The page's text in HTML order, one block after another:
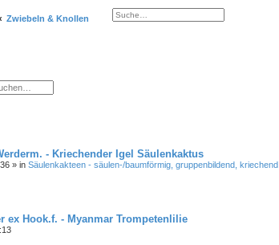
Zwiebeln & Knollen Suche
Erweiterte Suche
- Kriechender Igel Säulenkaktus
» in Säulenkakteen - säulen-/baumförmig, gruppenbildend, kriechend
ex Hook.f. - Myanmar Trompetenlilie